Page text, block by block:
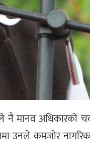
नै मानव अधिकारको
उनले कमजोर